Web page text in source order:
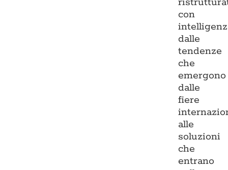
con
dalle
tendenze
che
emergono
dalle
fiere
alle
soluzioni
che
entrano